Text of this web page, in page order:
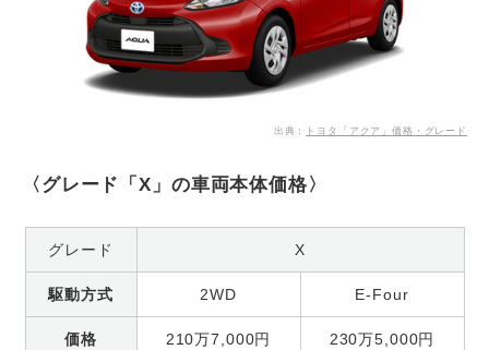
出典： トヨタ「アクア」価格・グレード
〈グレード「X」の車両本体価格〉
グレード X
駆動方式 2WD E-Four
価格 210万7,000円 230万5,000円